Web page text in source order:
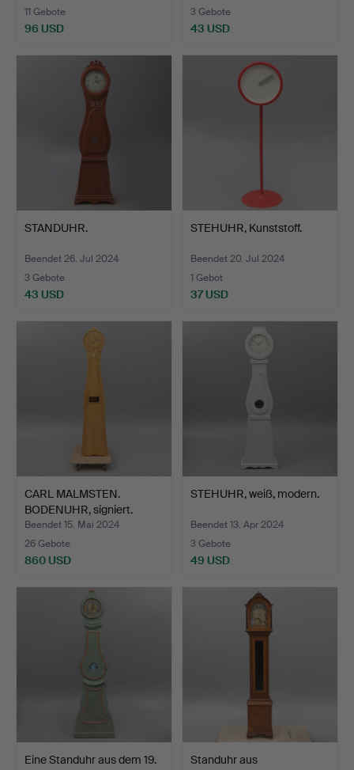
11 Gebote
96 USD
3 Gebote
43 USD
STANDUHR.
Beendet 26. Jul 2024
3 Gebote
43 USD
STEHUHR, Kunststoff.
Beendet 20. Jul 2024
1 Gebot
37 USD
CARL MALMSTEN.
BODENUHR, signiert.
Beendet 15. Mai 2024
26 Gebote
860 USD
STEHUHR, weiß, modern.
Beendet 13. Apr 2024
3 Gebote
49 USD
Eine Standuhr aus dem 19.
Standuhr aus